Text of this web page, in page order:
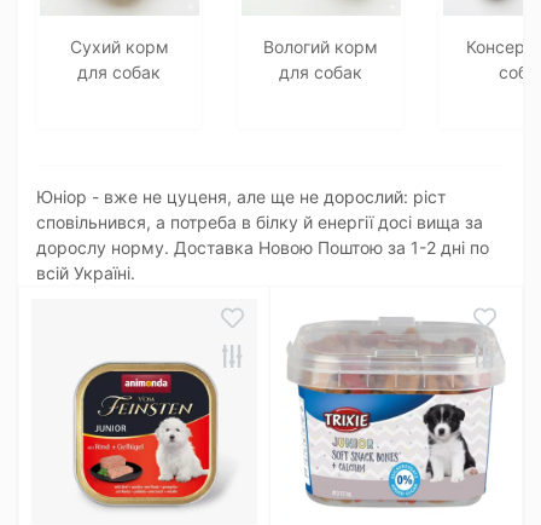
Сухий корм
для собак
Вологий корм
для собак
Юніор - вже не цуценя, але ще не дорослий: ріст
сповільнився, а потреба в білку й енергії досі вища за
дорослу норму. Доставка Новою Поштою за 1-2 дні по
всій Україні.